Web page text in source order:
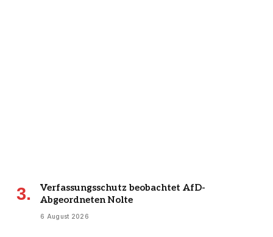
Verfassungsschutz beobachtet AfD-
Abgeordneten Nolte
6 August 2026